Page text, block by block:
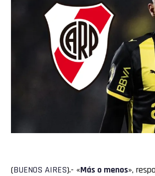
(BUENOS AIRES).- «Más o menos»,